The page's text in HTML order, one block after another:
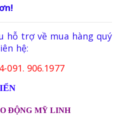
hỗ trợ về mua hàng quý
hệ:
091. 906.1977
ĐỘNG MỸ LINH